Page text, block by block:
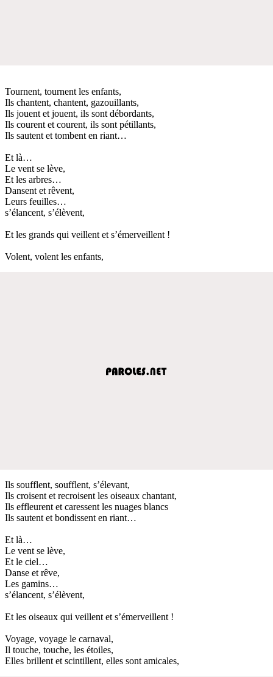
Tournent, tournent les enfants,
Ils chantent, chantent, gazouillants,
Ils jouent et jouent, ils sont débordants,
Ils courent et courent, ils sont pétillants,
Ils sautent et tombent en riant…
Et là…
Le vent se lève,
Et les arbres…
Dansent et rêvent,
Leurs feuilles…
s’élancent, s’élèvent,
Et les grands qui veillent et s’émerveillent !
Volent, volent les enfants,
Ils soufflent, soufflent, s’élevant,
Ils croisent et recroisent les oiseaux chantant,
Ils effleurent et caressent les nuages blancs
Ils sautent et bondissent en riant…
Et là…
Le vent se lève,
Et le ciel…
Danse et rêve,
Les gamins…
s’élancent, s’élèvent,
Et les oiseaux qui veillent et s’émerveillent !
Voyage, voyage le carnaval,
Il touche, touche, les étoiles,
Elles brillent et scintillent, elles sont amicales,